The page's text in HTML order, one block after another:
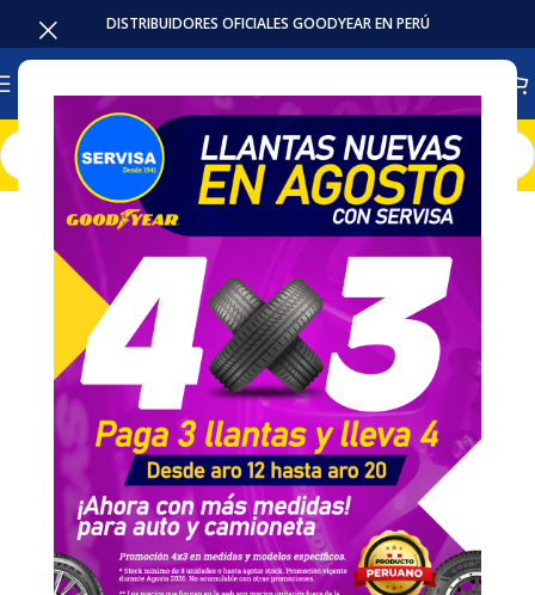
DISTRIBUIDORES OFICIALES GOODYEAR EN PERÚ
Inicio Baterias EFB